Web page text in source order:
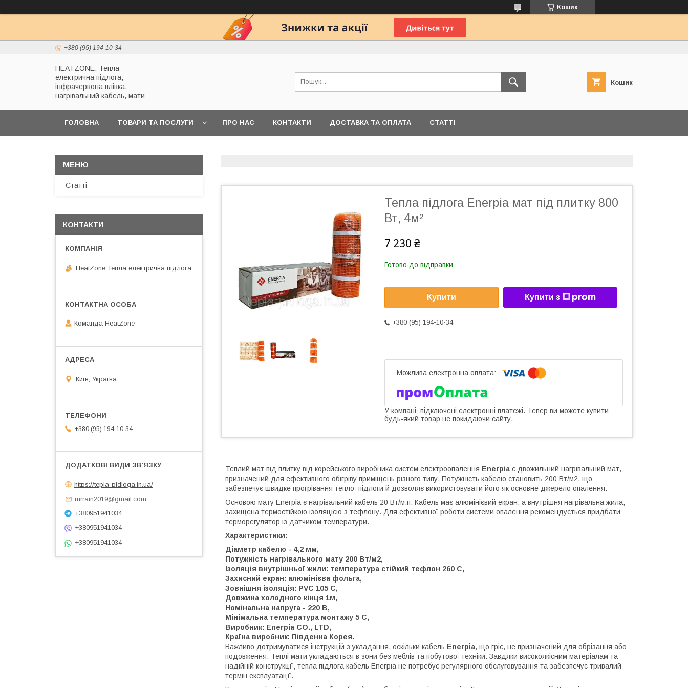
Кошик
+380 (95) 194-10-34
HEATZONE: Тепла
електрична підлога,
інфрачервона плівка,
нагрівальний кабель, мати
Кошик
ГОЛОВНА ТОВАРИ ТА ПОСЛУГИ ПРО НАС КОНТАКТИ ДОСТАВКА ТА ОПЛАТА СТАТТІ
Тепла підлога Enerpia мат під плитку 800
Вт, 4м²
7 230 ₴
Готово до відправки
Купити Купити з
+380 (95) 194-10-34
У компанії підключені електронні платежі. Тепер ви можете купити
будь-який товар не покидаючи сайту.
Теплий мат під плитку від корейського виробника систем електроопалення Enerpia є двожильний нагрівальний мат,
призначений для ефективного обігріву приміщень різного типу. Потужність кабелю становить 200 Вт/м2, що
забезпечує швидке прогрівання теплої підлоги й дозволяє використовувати його як основне джерело опалення.
Основою мату Enerpia є нагрівальний кабель 20 Вт/м.п. Кабель має алюмінієвий екран, а внутрішня нагрівальна жила,
захищена термостійкою ізоляцією з тефлону. Для ефективної роботи системи опалення рекомендується придбати
терморегулятор із датчиком температури.
Характеристики:
Діаметр кабелю - 4,2 мм,
Потужність нагрівального мату 200 Вт/м2,
Ізоляція внутрішньої жили: температура стійкий тефлон 260 С,
Захисний екран: алюмінієва фольга,
Зовнішня ізоляція: PVC 105 С,
Довжина холодного кінця 1м,
Номінальна напруга - 220 В,
Мінімальна температура монтажу 5 С,
Виробник: Enerpia CO., LTD,
Країна виробник: Південна Корея.
Важливо дотримуватися інструкцій з укладання, оскільки кабель Enerpia, що гріє, не призначений для обрізання або
подовження. Теплі мати укладаються в зони без меблів та побутової техніки. Завдяки високоякісним матеріалам та
надійній конструкції, тепла підлога кабель Enerpia не потребує регулярного обслуговування та забезпечує тривалий
термін експлуатації.
Статті
КОНТАКТИ
HeatZone Тепла електрична підлога
Команда HeatZone
Київ, Україна
+380 (95) 194-10-34
https://tepla-pidloga.in.ua/
mrrain2019@gmail.com
+380951941034
+380951941034
+380951941034